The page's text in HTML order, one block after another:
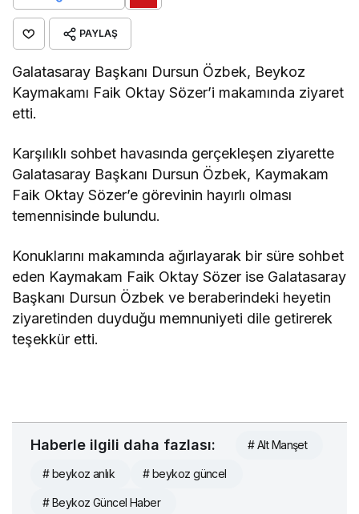
PAYLAŞ
Galatasaray Başkanı Dursun Özbek, Beykoz
Kaymakamı Faik Oktay Sözer’i makamında ziyaret
etti.
Karşılıklı sohbet havasında gerçekleşen ziyarette
Galatasaray Başkanı Dursun Özbek, Kaymakam
Faik Oktay Sözer’e görevinin hayırlı olması
temennisinde bulundu.
Konuklarını makamında ağırlayarak bir süre sohbet
eden Kaymakam Faik Oktay Sözer ise Galatasaray
Başkanı Dursun Özbek ve beraberindeki heyetin
ziyaretinden duyduğu memnuniyeti dile getirerek
teşekkür etti.
Haberle ilgili daha fazlası: # Alt Manşet
# beykoz anlık # beykoz güncel
# Beykoz Güncel Haber